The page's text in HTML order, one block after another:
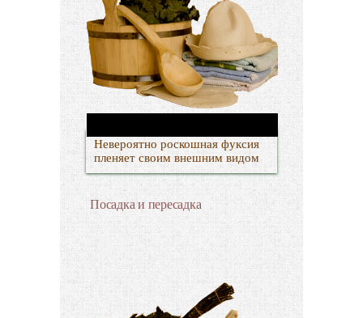
Невероятно роскошная фуксия
пленяет своим внешним видом
Посадка и пересадка